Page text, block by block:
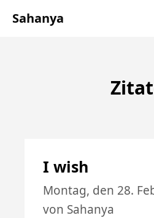
ZumSahanya
I wish
Montag, den 28.
von Sahanya